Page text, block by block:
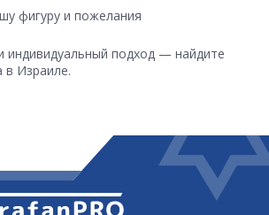
фигуру и пожелания
индивидуальный подход — найдите
в Израиле.